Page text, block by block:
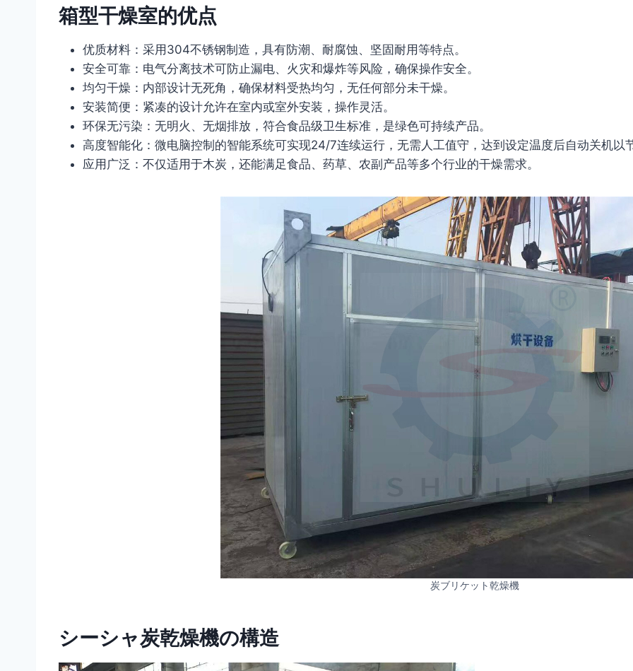
箱型干燥室的优点
优质材料：采用304不锈钢制造，具有防潮、耐腐蚀、坚固耐用等特点。
安全可靠：电气分离技术可防止漏电、火灾和爆炸等风险，确保操作安全。
均匀干燥：内部设计无死角，确保材料受热均匀，无任何部分未干燥。
安装简便：紧凑的设计允许在室内或室外安装，操作灵活。
环保无污染：无明火、无烟排放，符合食品级卫生标准，是绿色可持续产品。
高度智能化：微电脑控制的智能系统可实现24/7连续运行，无需人工值守，达到设定温度后自动关机以
应用广泛：不仅适用于木炭，还能满足食品、药草、农副产品等多个行业的干燥需求。
炭ブリケット乾燥機
シーシャ炭乾燥機の構造